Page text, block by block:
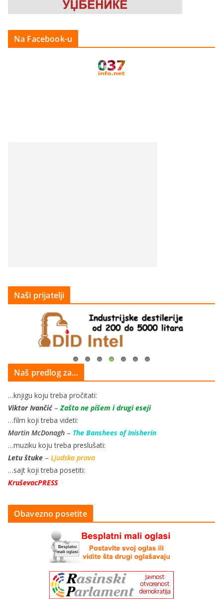
Na Facebook-u
Naši prijatelji
Naš predlog za…
…knjigu koju treba pročitati:
Viktor Ivančić–Zašto ne pišem i drugi eseji
…film koji treba videti:
Martin McDonagh – The Banshees of Inisherin
…muziku koju treba preslušati:
Letu štuke – Ljudska prava
…sajt koji treba posetiti:
KruševacPRESS
Obavezno posetite